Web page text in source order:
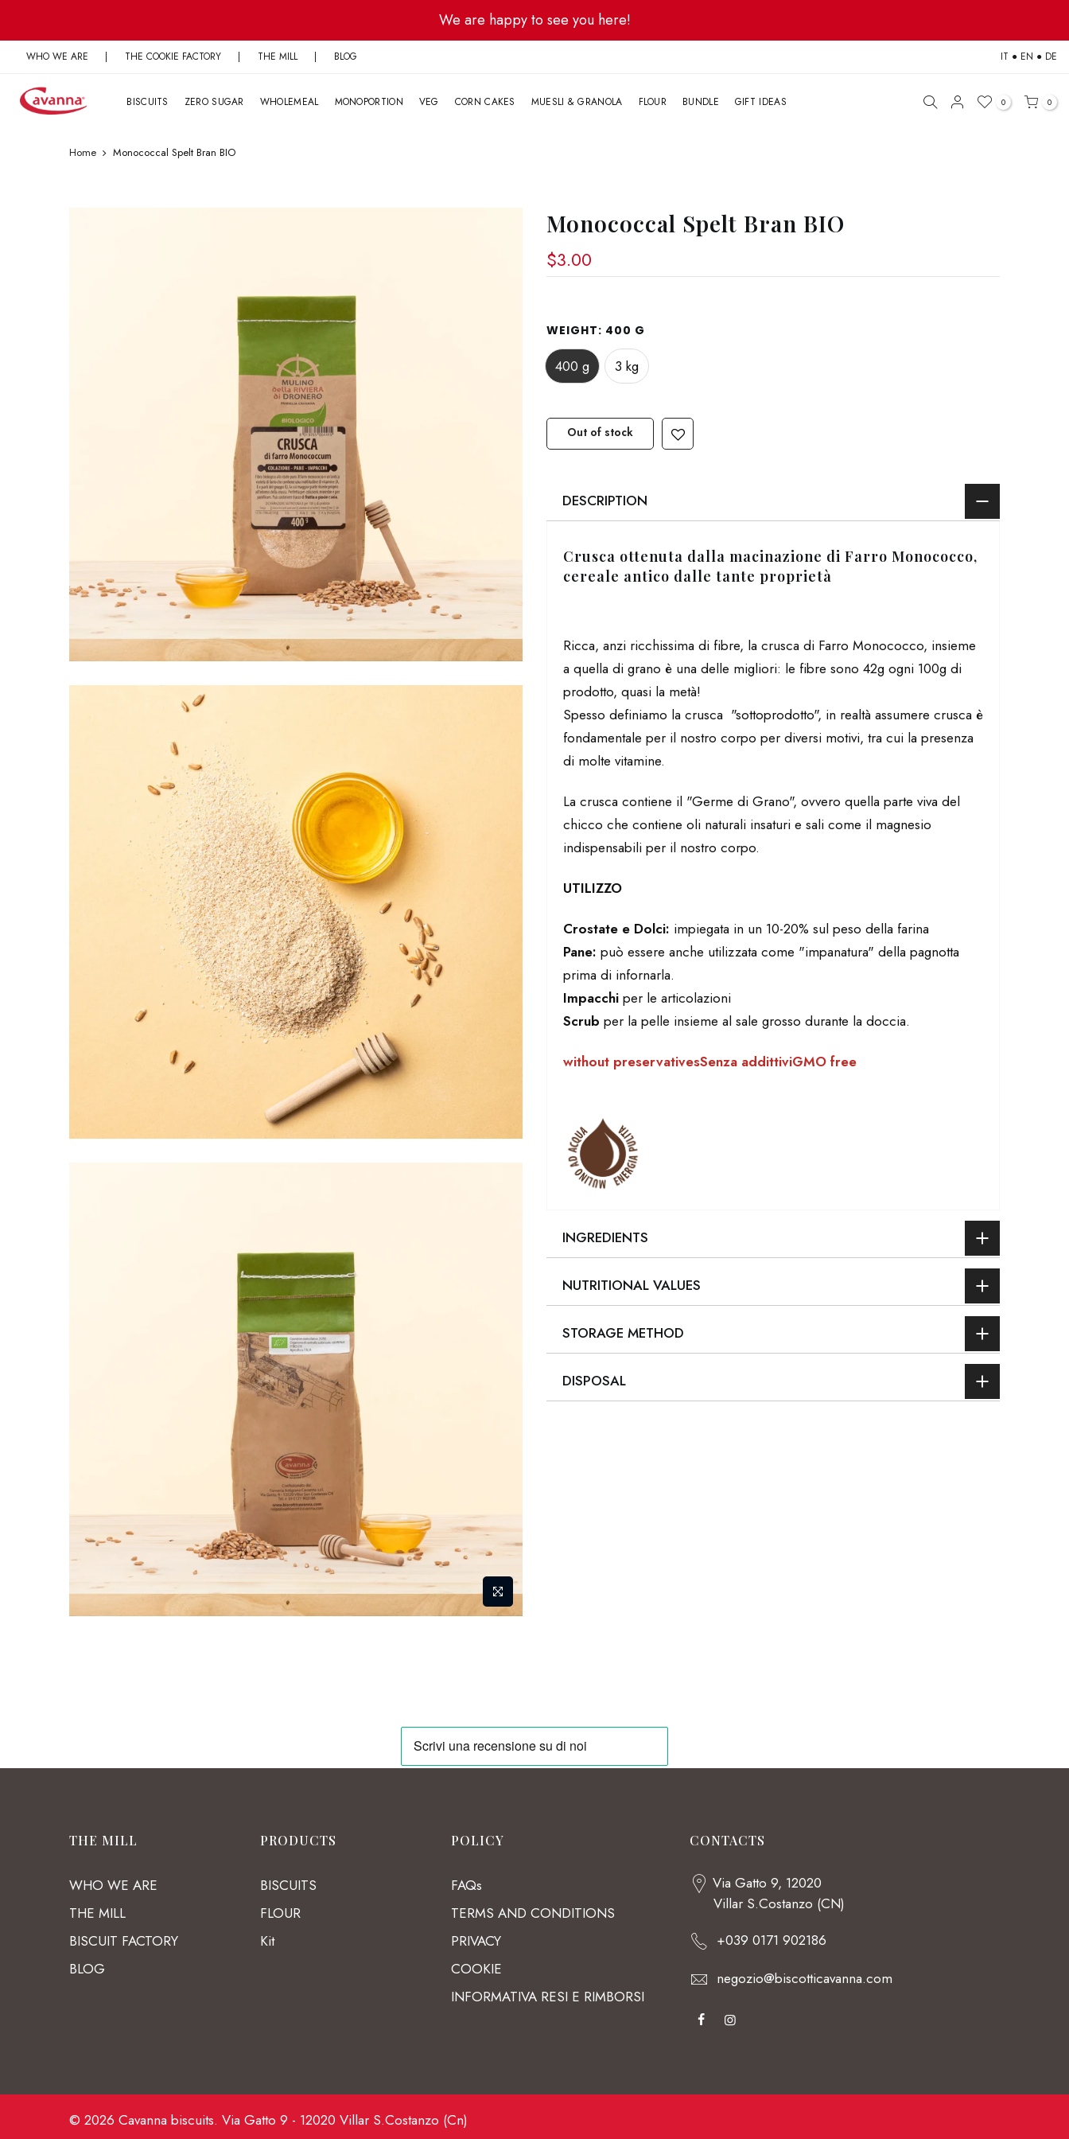
content
We are happy to see you here!
WHO WE ARE | THE COOKIE FACTORY | THE MILL | BLOG IT ● EN ● DE
BISCUITS ZERO SUGAR WHOLEMEAL MONOPORTION VEG CORN CAKES MUESLI & GRANOLA FLOUR BUNDLE GIFT IDEAS 0 0
Home Monococcal Spelt Bran BIO
Monococcal Spelt Bran BIO
$3.00
WEIGHT: 400 G
400 g 3 kg
Out of stock
DESCRIPTION
Crusca ottenuta dalla macinazione di Farro Monococco,
cereale antico dalle tante proprietà
Ricca, anzi ricchissima di fibre, la crusca di Farro Monococco, insieme
a quella di grano è una delle migliori: le fibre sono 42g ogni 100g di
prodotto, quasi la metà!
Spesso definiamo la crusca "sottoprodotto", in realtà assumere crusca è
fondamentale per il nostro corpo per diversi motivi, tra cui la presenza
di molte vitamine.
La crusca contiene il "Germe di Grano", ovvero quella parte viva del
chicco che contiene oli naturali insaturi e sali come il magnesio
indispensabili per il nostro corpo.
UTILIZZO
Crostate e Dolci: impiegata in un 10-20% sul peso della farina
Pane: può essere anche utilizzata come "impanatura" della pagnotta
prima di infornarla.
Impacchi per le articolazioni
Scrub per la pelle insieme al sale grosso durante la doccia.
without preservativesSenza addittiviGMO free
INGREDIENTS
NUTRITIONAL VALUES
STORAGE METHOD
DISPOSAL
THE MILL
WHO WE ARE
THE MILL
BISCUIT FACTORY
BLOG
PRODUCTS
BISCUITS
FLOUR
Kit
POLICY
FAQs
TERMS AND CONDITIONS
PRIVACY
COOKIE
INFORMATIVA RESI E RIMBORSI
CONTACTS
Via Gatto 9, 12020
Villar S.Costanzo (CN)
+039 0171 902186
negozio@biscotticavanna.com
© 2026 Cavanna biscuits. Via Gatto 9 - 12020 Villar S.Costanzo (Cn)